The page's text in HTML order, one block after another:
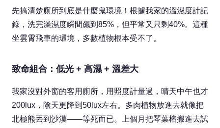
先搞清楚廁所到底是什麼鬼環境！根據我家的溫濕度計記
錄，洗完澡濕度瞬間飆到85%，但平常又只剩40%。這種
坐雲霄飛車的環境，多數植物根本受不了。
致命組合：低光 + 高濕 + 溫差大
我家沒對外窗的客用廁所，用照度計量過，晴天中午也才
200lux，陰天更降到50lux左右。多肉植物放進去就像把
北極熊丟到沙漠——等死而已。上個月把琴葉榕搬進去試